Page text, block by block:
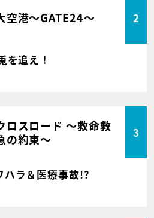
空港～GATE24～ 2
を追え！
ロスロード ～救命救
の約束～
3
ラ＆医療事故!?